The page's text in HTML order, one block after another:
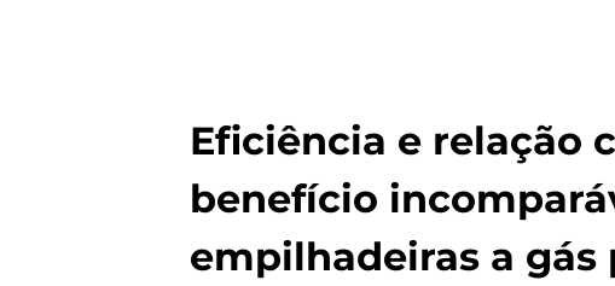
Eficiência e relação
benefício
empilhadeiras a gás